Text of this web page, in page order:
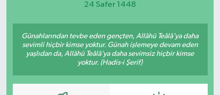
24 Safer 1448
Günahlarından tevbe eden gençten, Allâhü Teâlâ’ya daha
sevimli hiçbir kimse yoktur. Günah işlemeye devam eden
yaşlıdan da, Allâhü Teâlâ’ya daha sevimsiz hiçbir kimse
yoktur. (Hadis-i Şerif)
EĞİTİM
Haber Arşivi